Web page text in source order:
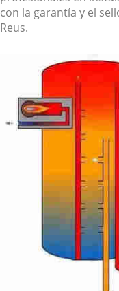
con la garantía y el
Reus.